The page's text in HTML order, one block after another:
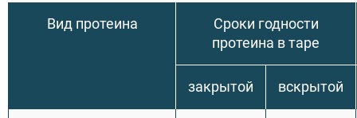
Вид протеина
Сроки годности
протеина в таре
закрытой вскрытой